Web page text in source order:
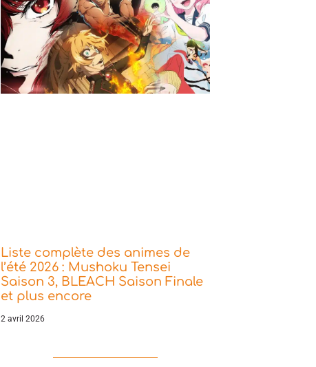
Liste complète des animes de
l’été 2026 : Mushoku Tensei
Saison 3, BLEACH Saison Finale
et plus encore
2 avril 2026